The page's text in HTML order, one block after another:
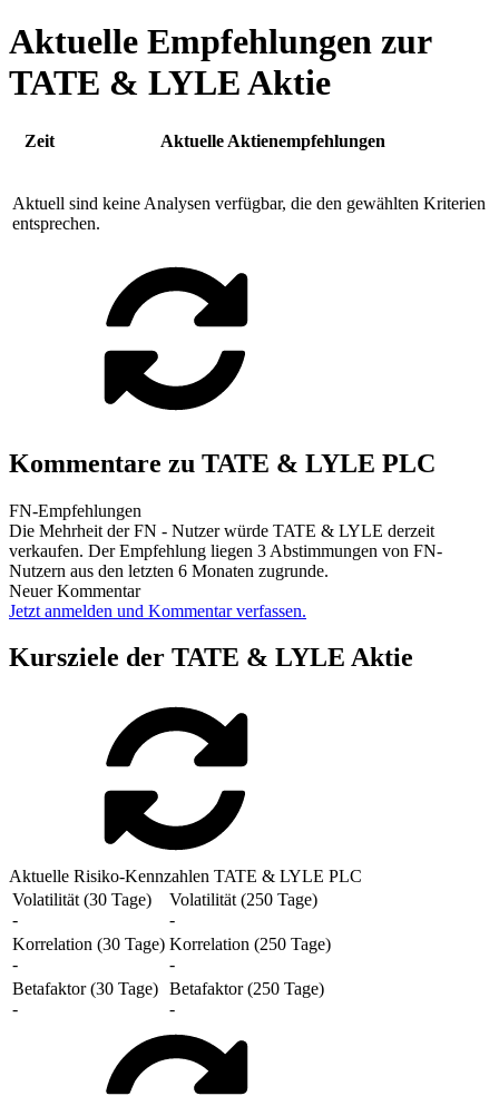
Aktuelle Empfehlungen zur
TATE & LYLE Aktie
Zeit Aktuelle Aktienempfehlungen
Aktuell sind keine Analysen verfügbar, die den gewählten Kriterien
entsprechen.
Kommentare zu TATE & LYLE PLC
FN-Empfehlungen
Die Mehrheit der FN - Nutzer würde TATE & LYLE derzeit
verkaufen. Der Empfehlung liegen 3 Abstimmungen von FN-
Nutzern aus den letzten 6 Monaten zugrunde.
Neuer Kommentar
Jetzt anmelden und Kommentar verfassen.
Kursziele der TATE & LYLE Aktie
Aktuelle Risiko-Kennzahlen TATE & LYLE PLC
Volatilität (30 Tage)
-
Volatilität (250 Tage)
-
Korrelation (30 Tage)
-
Korrelation (250 Tage)
-
Betafaktor (30 Tage)
-
Betafaktor (250 Tage)
-